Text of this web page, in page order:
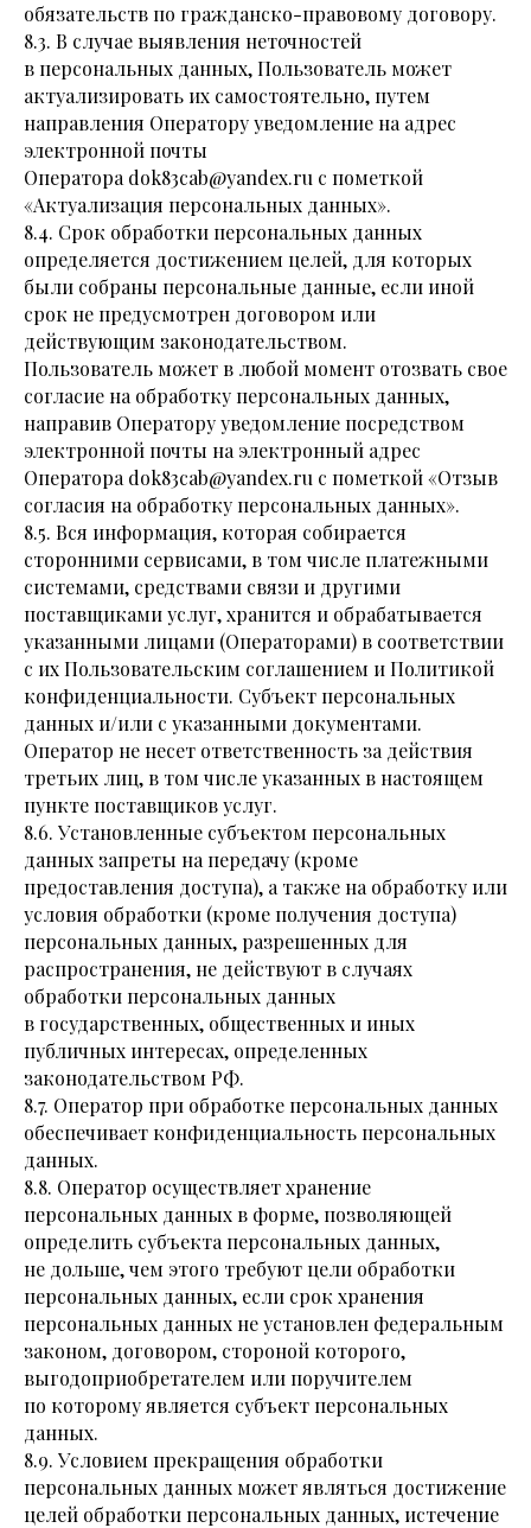
обязательств по гражданско-правовому договору.
8.3. В случае выявления неточностей
в персональных данных, Пользователь может
актуализировать их самостоятельно, путем
направления Оператору уведомление на адрес
электронной почты
Оператора dok83cab@yandex.ru с пометкой
«Актуализация персональных данных».
8.4. Срок обработки персональных данных
определяется достижением целей, для которых
были собраны персональные данные, если иной
срок не предусмотрен договором или
действующим законодательством.
Пользователь может в любой момент отозвать свое
согласие на обработку персональных данных,
направив Оператору уведомление посредством
электронной почты на электронный адрес
Оператора dok83cab@yandex.ru с пометкой «Отзыв
согласия на обработку персональных данных».
8.5. Вся информация, которая собирается
сторонними сервисами, в том числе платежными
системами, средствами связи и другими
поставщиками услуг, хранится и обрабатывается
указанными лицами (Операторами) в соответствии
с их Пользовательским соглашением и Политикой
конфиденциальности. Субъект персональных
данных и/или с указанными документами.
Оператор не несет ответственность за действия
третьих лиц, в том числе указанных в настоящем
пункте поставщиков услуг.
8.6. Установленные субъектом персональных
данных запреты на передачу (кроме
предоставления доступа), а также на обработку или
условия обработки (кроме получения доступа)
персональных данных, разрешенных для
распространения, не действуют в случаях
обработки персональных данных
в государственных, общественных и иных
публичных интересах, определенных
законодательством РФ.
8.7. Оператор при обработке персональных данных
обеспечивает конфиденциальность персональных
данных.
8.8. Оператор осуществляет хранение
персональных данных в форме, позволяющей
определить субъекта персональных данных,
не дольше, чем этого требуют цели обработки
персональных данных, если срок хранения
персональных данных не установлен федеральным
законом, договором, стороной которого,
выгодоприобретателем или поручителем
по которому является субъект персональных
данных.
8.9. Условием прекращения обработки
персональных данных может являться достижение
целей обработки персональных данных, истечение